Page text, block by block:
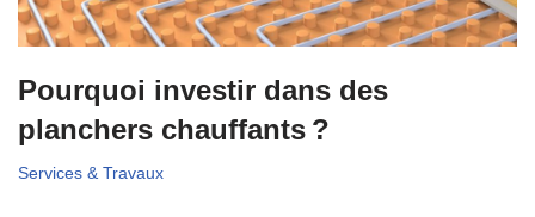
Pourquoi investir dans des
planchers chauffants ?
Services & Travaux